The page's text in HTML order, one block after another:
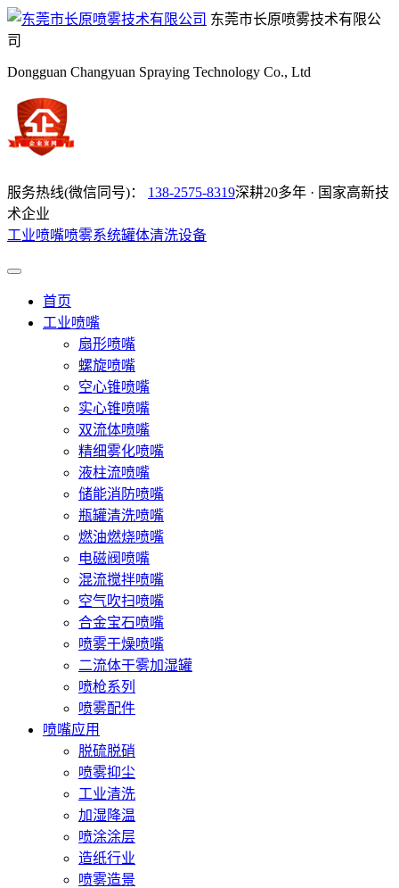
东莞市长原喷雾技术有限公
司
Dongguan Changyuan Spraying Technology Co., Ltd
服务热线(微信同号)： 138-2575-8319深耕20多年 · 国家高新技
术企业
工业喷嘴喷雾系统罐体清洗设备
首页
工业喷嘴
扇形喷嘴
螺旋喷嘴
空心锥喷嘴
实心锥喷嘴
双流体喷嘴
精细雾化喷嘴
液柱流喷嘴
储能消防喷嘴
瓶罐清洗喷嘴
燃油燃烧喷嘴
电磁阀喷嘴
混流搅拌喷嘴
空气吹扫喷嘴
合金宝石喷嘴
喷雾干燥喷嘴
二流体干雾加湿罐
喷枪系列
喷雾配件
喷嘴应用
脱硫脱硝
喷雾抑尘
工业清洗
加湿降温
喷涂涂层
造纸行业
喷雾造景